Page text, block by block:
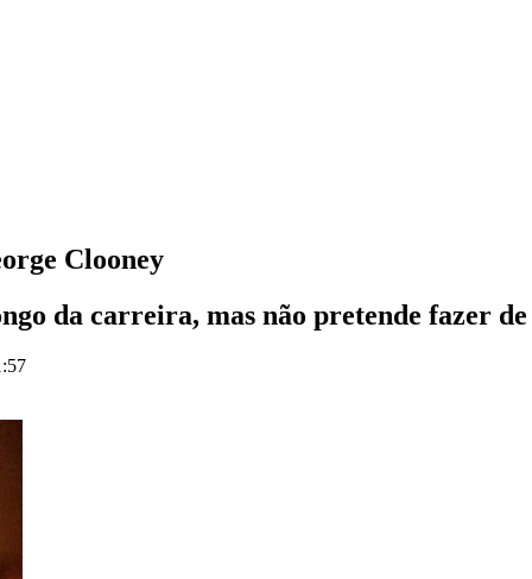
Clooney
da carreira, mas não pretende fazer